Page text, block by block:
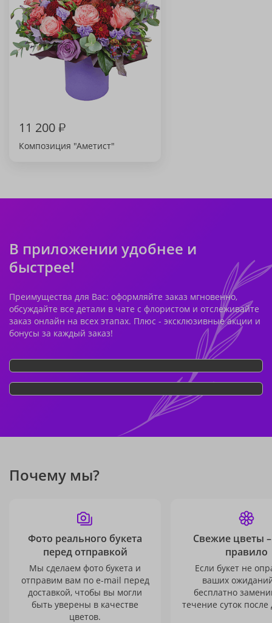
11 200₽
Композиция "Аметист"
В приложении удобнее и
быстрее!
Преимущества для Вас: оформляйте заказ мгновенно,
обсуждайте все детали в чате с флористом и отслеживайте
заказ онлайн на всех этапах. Плюс - эксклюзивные акции и
бонусы за каждый заказ!
Почему мы?
Фото реального букета
перед отправкой
Мы сделаем фото букета и
отправим вам по e-mail перед
доставкой, чтобы вы могли
быть уверены в качестве
цветов.
Свежие цветы
правило
Если букет не
ваших
бесплатно
течение суток после